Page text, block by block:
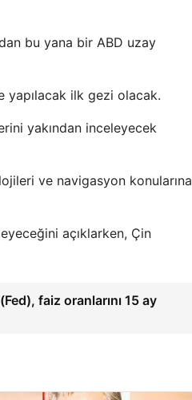
bu yana bir ABD uzay
yapılacak ilk gezi olacak.
yakından inceleyecek
ve navigasyon konularına
açıklarken, Çin
faiz oranlarını 15 ay